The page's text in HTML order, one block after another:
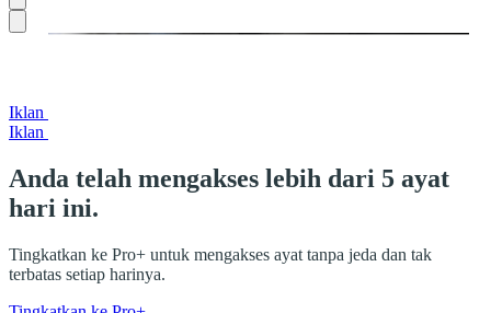
Iklan
Iklan
Anda telah mengakses lebih dari 5 ayat
hari ini.
Tingkatkan ke Pro+ untuk mengakses ayat tanpa jeda dan tak
terbatas setiap harinya.